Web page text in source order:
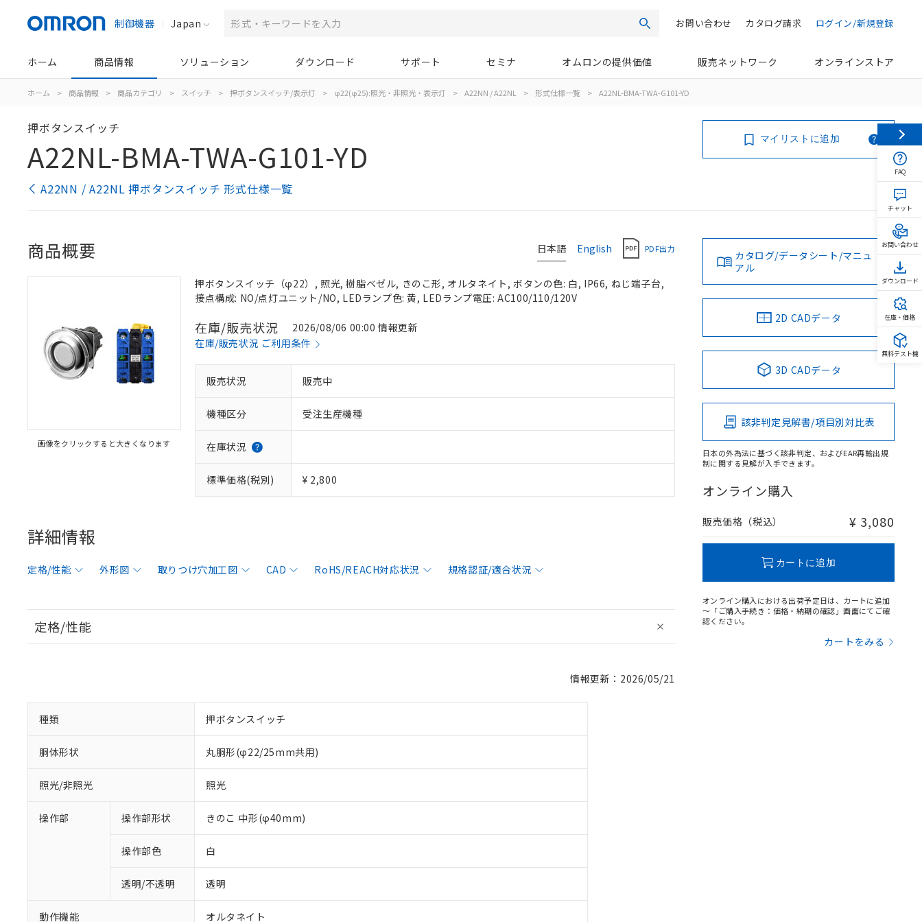
制御機器 Japan 検索 ログイン/新規登録
カタログ請求
お問い合わせ
ホーム 商品情報 ソリューション ダウンロード サポート セミナ オムロンの提供価値 販売ネットワーク オンラインストア
ホーム > 商品情報 > 商品カテゴリ > スイッチ > 押ボタンスイッチ/表示灯 > φ22(φ25):照光・非照光・表示灯 > A22NN / A22NL > 形式仕様一覧 > A22NL-BMA-TWA-G101-YD
押ボタンスイッチ
A22NL-BMA-TWA-G101-YD
A22NN / A22NL 押ボタンスイッチ 形式仕様一覧
マイリストに追加
日本語 English PDF出力
商品概要
画像をクリックすると大きくなります
押ボタンスイッチ（φ22）, 照光, 樹脂ベゼル, きのこ形, オルタネイト, ボタンの色: 白, IP66, ねじ端子台,
接点構成: NO/点灯ユニット/NO, LEDランプ色: 黄, LEDランプ電圧: AC100/110/120V
在庫/販売状況
2026/08/06 00:00 情報更新
在庫/販売状況 ご利用条件
販売状況 販売中
機種区分 受注生産機種
在庫状況
標準価格(税別) ¥ 2,800
詳細情報
定格/性能 外形図 取りつけ穴加工図 CAD RoHS/REACH対応状況 規格認証/適合状況
定格/性能
情報更新：2026/05/21
種類 押ボタンスイッチ
胴体形状 丸胴形(φ22/25mm共用)
照光/非照光 照光
操作部 操作部形状 きのこ 中形(φ40mm)
操作部色 白
透明/不透明 透明
動作機能 オルタネイト
カタログ/データシート/マニュ
アル
2D CADデータ
3D CADデータ
該非判定見解書/項目別対比表
日本の外為法に基づく該非判定、およびEAR再輸出規
制に関する見解が入手できます。
オンライン購入
販売価格（税込） ¥ 3,080
カートに追加
オンライン購入における出荷予定日は、カートに追加
～「ご購入手続き：価格・納期の確認」画面にてご確
認ください。
カートをみる
FAQ
チャット
お問い合わせ
ダウンロード
在庫・価格
無料テスト機